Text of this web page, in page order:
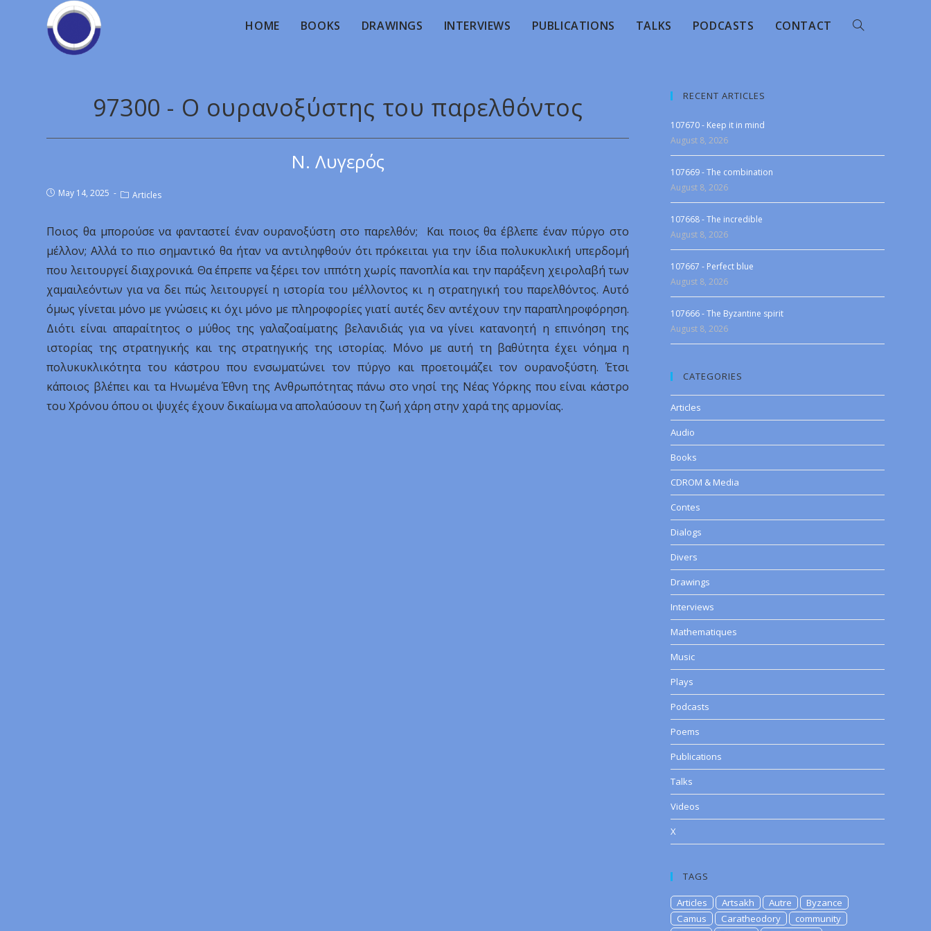
HOME BOOKS DRAWINGS INTERVIEWS PUBLICATIONS TALKS PODCASTS CONTACT
97300 - Ο ουρανοξύστης του παρελθόντος
Ν. Λυγερός
May 14, 2025 Articles
Ποιος θα μπορούσε να φανταστεί έναν ουρανοξύστη στο παρελθόν; Και ποιος θα έβλεπε έναν πύργο στο
μέλλον; Αλλά το πιο σημαντικό θα ήταν να αντιληφθούν ότι πρόκειται για την ίδια πολυκυκλική υπερδομή
που λειτουργεί διαχρονικά. Θα έπρεπε να ξέρει τον ιππότη χωρίς πανοπλία και την παράξενη χειρολαβή των
χαμαιλεόντων για να δει πώς λειτουργεί η ιστορία του μέλλοντος κι η στρατηγική του παρελθόντος. Αυτό
όμως γίνεται μόνο με γνώσεις κι όχι μόνο με πληροφορίες γιατί αυτές δεν αντέχουν την παραπληροφόρηση.
Διότι είναι απαραίτητος ο μύθος της γαλαζοαίματης βελανιδιάς για να γίνει κατανοητή η επινόηση της
ιστορίας της στρατηγικής και της στρατηγικής της ιστορίας. Μόνο με αυτή τη βαθύτητα έχει νόημα η
πολυκυκλικότητα του κάστρου που ενσωματώνει τον πύργο και προετοιμάζει τον ουρανοξύστη. Έτσι
κάποιος βλέπει και τα Ηνωμένα Έθνη της Ανθρωπότητας πάνω στο νησί της Νέας Υόρκης που είναι κάστρο
του Χρόνου όπου οι ψυχές έχουν δικαίωμα να απολαύσουν τη ζωή χάρη στην χαρά της αρμονίας.
RECENT ARTICLES
107670 - Keep it in mind
August 8, 2026
107669 - The combination
August 8, 2026
107668 - The incredible
August 8, 2026
107667 - Perfect blue
August 8, 2026
107666 - The Byzantine spirit
August 8, 2026
CATEGORIES
Articles
Audio
Books
CDROM & Media
Contes
Dialogs
Divers
Drawings
Interviews
Mathematiques
Music
Plays
Podcasts
Poems
Publications
Talks
Videos
X
TAGS
Articles Artsakh Autre
Byzance
Camus
Caratheodory
community